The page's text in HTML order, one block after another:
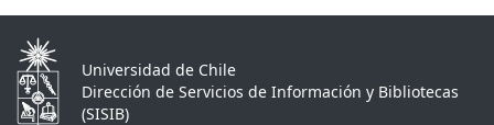
Universidad de Chile
Dirección de Servicios de Información y Bibliotecas
(SISIB)